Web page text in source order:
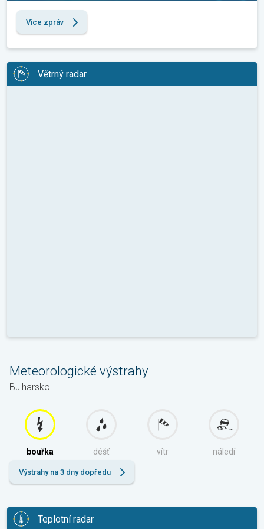
Více zpráv
Větrný radar
Meteorologické výstrahy
Bulharsko
bouřka déšť vítr náledí
Výstrahy na 3 dny dopředu
Teplotní radar